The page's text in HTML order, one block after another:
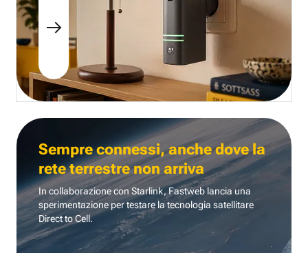
Sempre connessi, anche dove la
rete terrestre non arriva
In collaborazione con Starlink, Fastweb lancia una
sperimentazione per testare la tecnologia satellitare
Direct to Cell.